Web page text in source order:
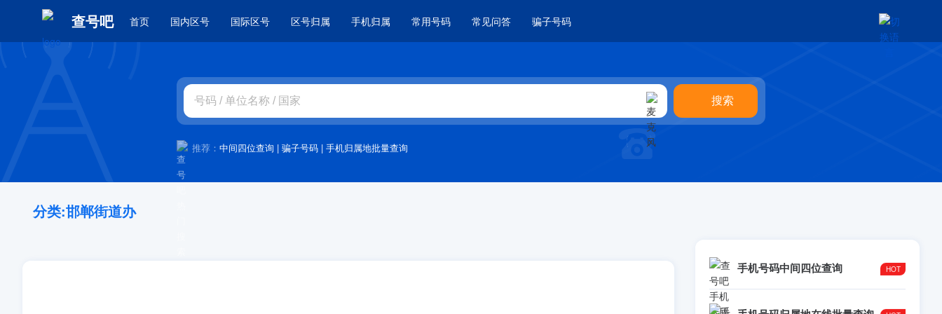
查号吧 首页 国内区号 国际区号 区号归属 手机归属 常用号码 常见问答 骗子号码
推荐： 中间四位查询 | 骗子号码 | 手机归属地批量查询
分类:邯郸街道办
手机号码中间四位查询